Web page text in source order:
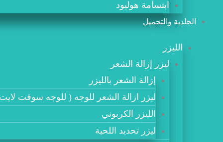
ابتسامة هوليود
الجلدية والتجميل
الليزر
ليزر إزالة الشعر
إزالة الشعر بالليزر
ليزر ازالة الشعر للوجه ( للوجه سوفت
الليزر الكربوني
ليزر تحديد اللحية